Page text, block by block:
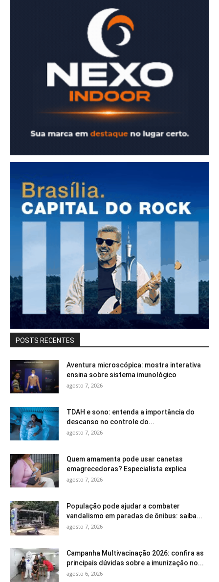
POSTS RECENTES
Aventura microscópica: mostra interativa
ensina sobre sistema imunológico
agosto 7, 2026
TDAH e sono: entenda a importância do
descanso no controle do...
agosto 7, 2026
Quem amamenta pode usar canetas
emagrecedoras? Especialista explica
agosto 7, 2026
População pode ajudar a combater
vandalismo em paradas de ônibus: saiba...
agosto 7, 2026
Campanha Multivacinação 2026: confira as
principais dúvidas sobre a imunização no...
agosto 6, 2026